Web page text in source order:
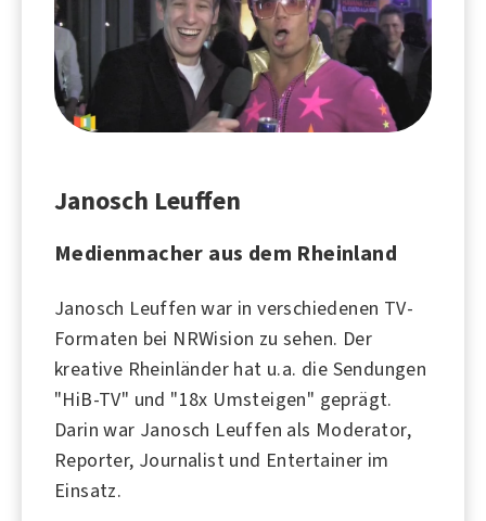
Janosch Leuffen
Medienmacher aus dem Rheinland
Janosch Leuffen war in verschiedenen TV-
Formaten bei NRWision zu sehen. Der
kreative Rheinländer hat u.a. die Sendungen
"HiB-TV" und "18x Umsteigen" geprägt.
Darin war Janosch Leuffen als Moderator,
Reporter, Journalist und Entertainer im
Einsatz.